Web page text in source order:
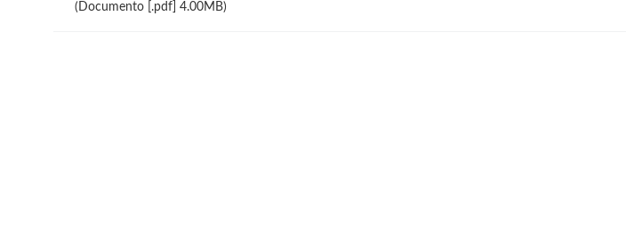
(Documento [.pdf] 4.00MB)